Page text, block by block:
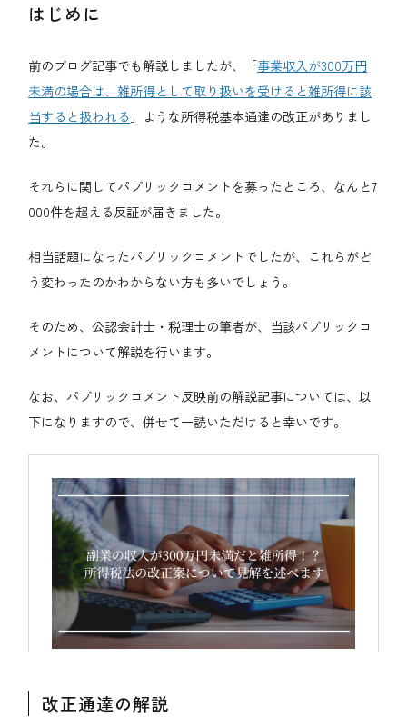
はじめに
前のブログ記事でも解説しましたが、「事業収入が300万円
未満の場合は、雑所得として取り扱いを受けると雑所得に該
当すると扱われる 」ような所得税基本通達の改正がありまし
た。
それらに関してパブリックコメントを募ったところ、なんと7
000件を超える反証が届きました。
相当話題になったパブリックコメントでしたが、これらがど
う変わったのかわからない方も多いでしょう。
そのため、公認会計士・税理士の筆者が、当該パブリックコ
メントについて解説を行います。
なお、パブリックコメント反映前の解説記事については、以
下になりますので、併せて一読いただけると幸いです。
改正通達の解説